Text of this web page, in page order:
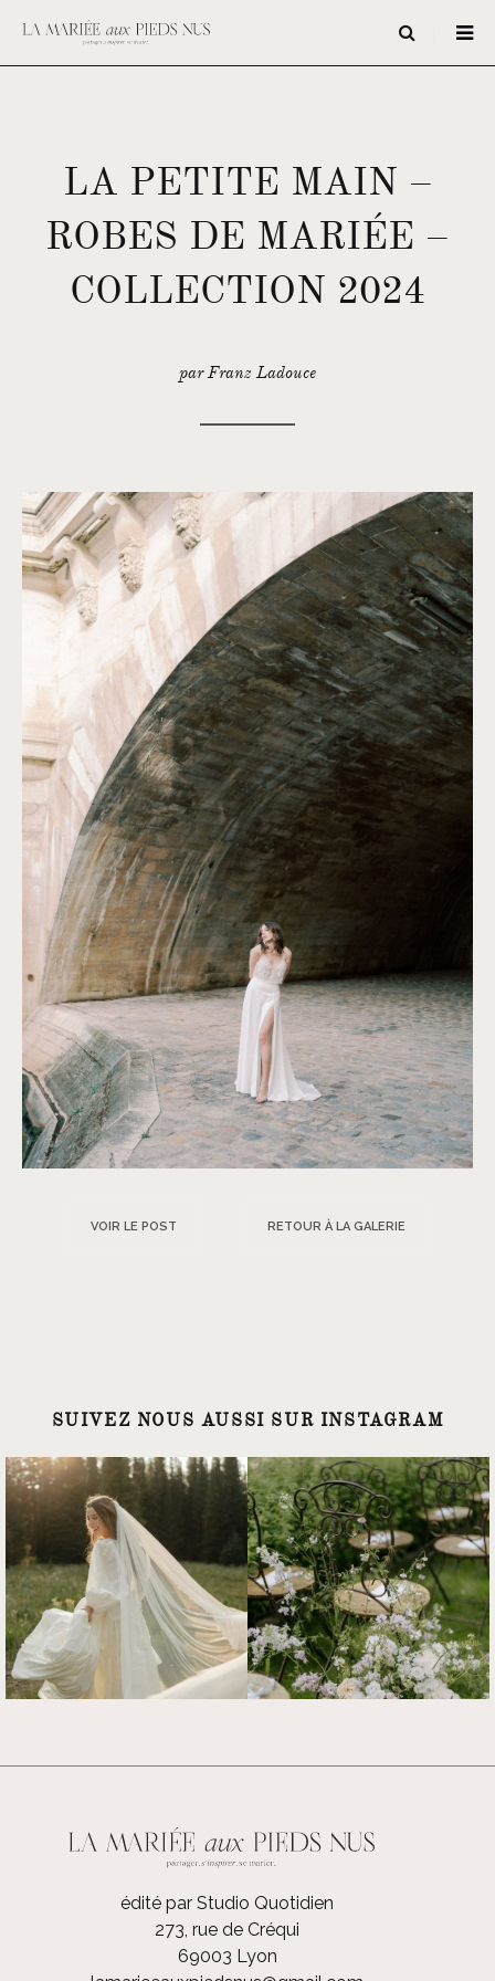
LA PETITE MAIN –
ROBES DE MARIÉE –
COLLECTION 2024
par Franz Ladouce
VOIR LE POST RETOUR À LA GALERIE
SUIVEZ NOUS AUSSI SUR INSTAGRAM
édité par Studio Quotidien
273, rue de Créqui
69003 Lyon